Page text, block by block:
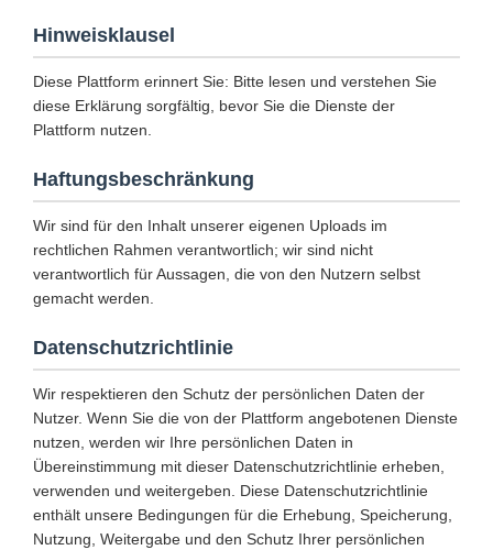
Hinweisklausel
Diese Plattform erinnert Sie: Bitte lesen und verstehen Sie
diese Erklärung sorgfältig, bevor Sie die Dienste der
Plattform nutzen.
Haftungsbeschränkung
Wir sind für den Inhalt unserer eigenen Uploads im
rechtlichen Rahmen verantwortlich; wir sind nicht
verantwortlich für Aussagen, die von den Nutzern selbst
gemacht werden.
Datenschutzrichtlinie
Wir respektieren den Schutz der persönlichen Daten der
Nutzer. Wenn Sie die von der Plattform angebotenen Dienste
nutzen, werden wir Ihre persönlichen Daten in
Übereinstimmung mit dieser Datenschutzrichtlinie erheben,
verwenden und weitergeben. Diese Datenschutzrichtlinie
enthält unsere Bedingungen für die Erhebung, Speicherung,
Nutzung, Weitergabe und den Schutz Ihrer persönlichen